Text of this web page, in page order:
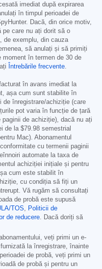
imediat după expirarea
în timpul perioadei de
Dacă, din orice motiv,
pe care nu ați dorit să o
de exemplu, din cauza
să anulați și să primiți
în termen de 30 de
Întrebările frecvente.
în avans imediat la
așa cum sunt stabilite în
de înregistrare/achiziție (care
pot varia în funcție de țară
de achiziție), dacă nu ați
de la $79.98 semestrial
Mac). Abonamentul
cu termenii paginii
automate la taxa de
achiziției inițiale și pentru
cum este stabilit în
cu condiția să fiți un
Vă rugăm să consultați
de probă este supusă
TOS, Politicii de
de reducere. Dacă doriți să
veți primi un e-
la înregistrare, înainte
de probă, veți primi un
de probă și pentru un